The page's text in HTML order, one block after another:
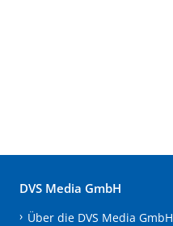
DVS Media GmbH
Über die DVS Media GmbH